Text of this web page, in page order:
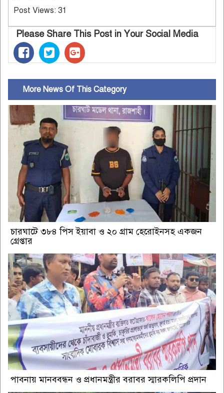
Post Views: 31
Please Share This Post in Your Social Media
More News Of This Category
চারঘাটে ৩৮৪ পিস ইয়াবা ও ২০ গ্রাম হেরোইনসহ একজন
গ্রেপ্তার
পাবনায় মানববন্ধন ও প্রধানমন্ত্রীর বরাবর স্মারকলিপি প্রদান